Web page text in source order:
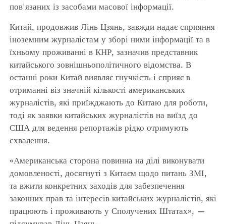
пов'язаних із засобами масової інформації.
Китай, продовжив Лінь Цзянь, завжди надає сприяння
іноземним журналістам у зборі ними інформації та в
їхньому проживанні в КНР, зазначив представник
китайського зовнішньополітичного відомства. В
останні роки Китай виявляє гнучкість і сприяє в
отриманні віз значній кількості американських
журналістів, які приїжджають до Китаю для роботи,
тоді як заявки китайських журналістів на виїзд до
США для ведення репортажів рідко отримують
схвалення.
«Американська сторона повинна на ділі виконувати
домовленості, досягнуті з Китаєм щодо питань ЗМІ,
та вжити конкретних заходів для забезпечення
законних прав та інтересів китайських журналістів, які
працюють і проживають у Сполучених Штатах», —